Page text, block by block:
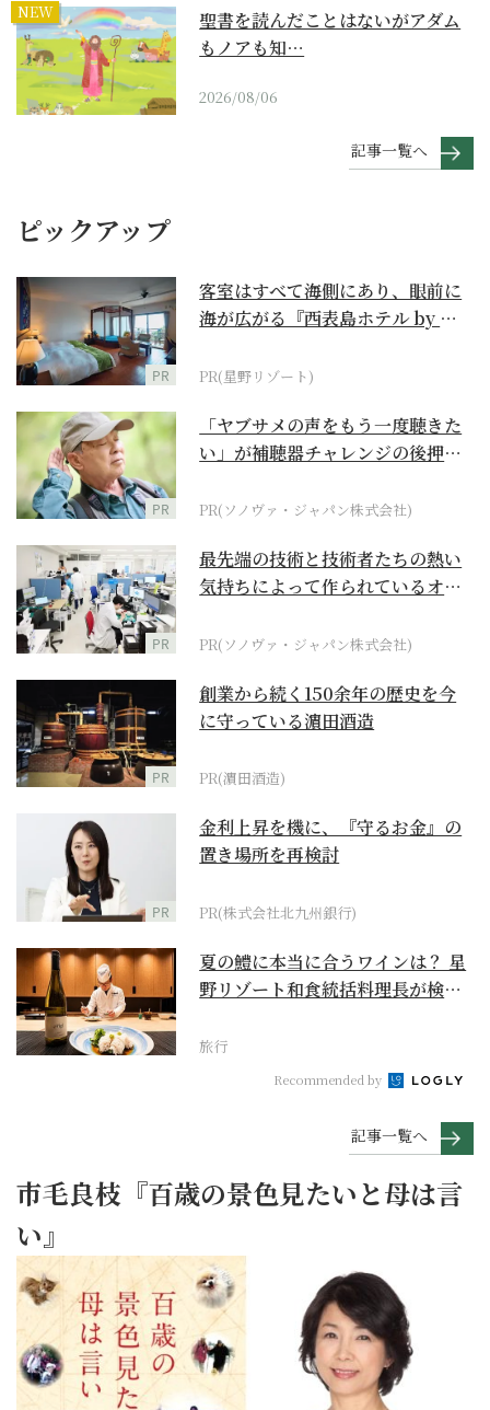
NEW
聖書を読んだことはないがアダム
もノアも知…
2026/08/06
記事一覧へ
ピックアップ
PR
客室はすべて海側にあり、眼前に
海が広がる『西表島ホテル by 星
PR(星野リゾート)
PR
「ヤブサメの声をもう一度聴きた
い」が補聴器チャレンジの後押し
PR(ソノヴァ・ジャパン株式会社)
PR
最先端の技術と技術者たちの熱い
気持ちによって作られているオー
PR(ソノヴァ・ジャパン株式会社)
PR
創業から続く150余年の歴史を今
に守っている濵田酒造
PR(濵田酒造)
PR
金利上昇を機に、『守るお金』の
置き場所を再検討
PR(株式会社北九州銀行)
夏の鱧に本当に合うワインは？ 星
野リゾート和食統括料理長が検証
旅行
Recommended by
記事一覧へ
市毛良枝『百歳の景色見たいと母は言
い』